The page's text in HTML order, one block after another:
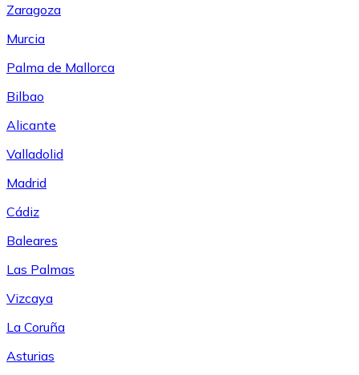
Zaragoza
Murcia
Palma de Mallorca
Bilbao
Alicante
Valladolid
Madrid
Cádiz
Baleares
Las Palmas
Vizcaya
La Coruña
Asturias